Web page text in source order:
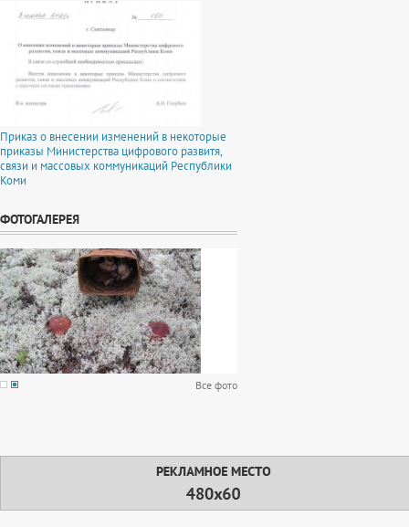
Приказ о внесении изменений в некоторые
приказы Министерства цифрового развитя,
связи и массовых коммуникаций Республики
Коми
ФОТОГАЛЕРЕЯ
Все фото